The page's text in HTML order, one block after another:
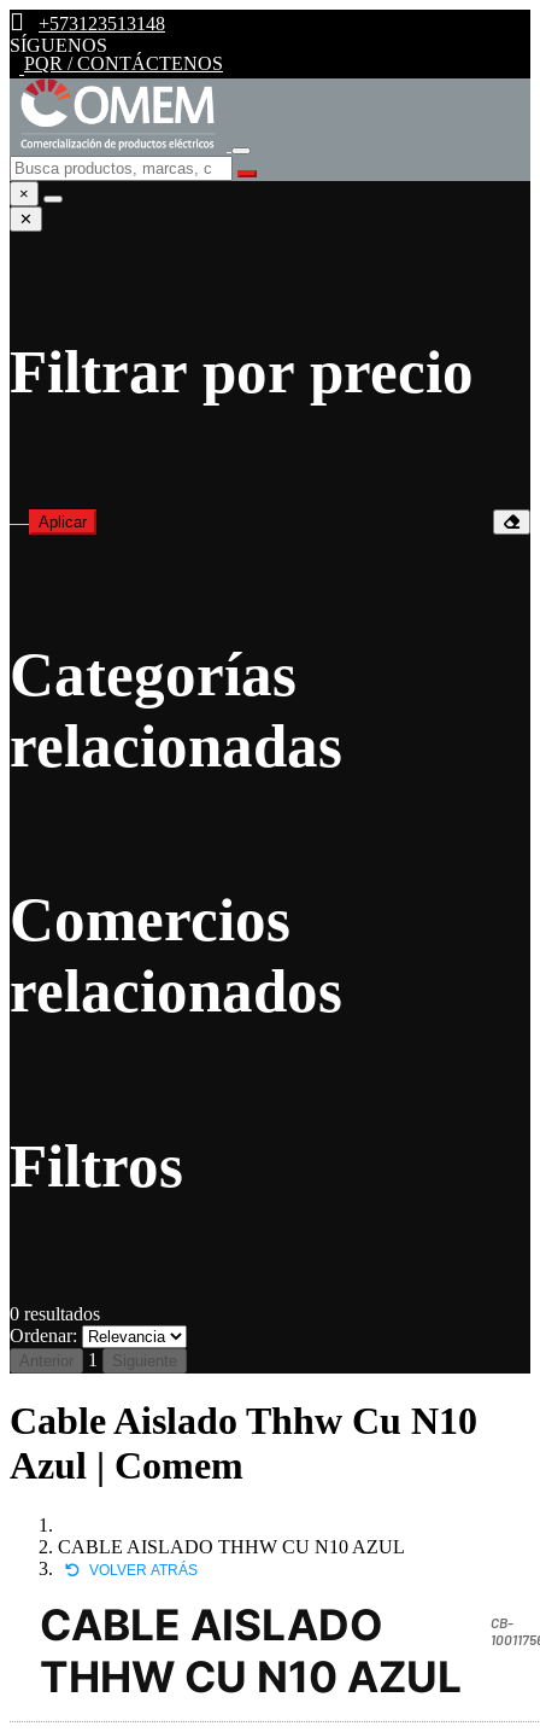
+573123513148
SÍGUENOS
PQR / CONTÁCTENOS
×
✕
Filtrar por precio
— Aplicar
Categorías
relacionadas
Comercios
relacionados
Filtros
0 resultados
Ordenar:
Anterior 1 Siguiente
Cable Aislado Thhw Cu N10
Azul | Comem
CABLE AISLADO THHW CU N10 AZUL
VOLVER ATRÁS
CABLE AISLADO
THHW CU N10 AZUL
CB-